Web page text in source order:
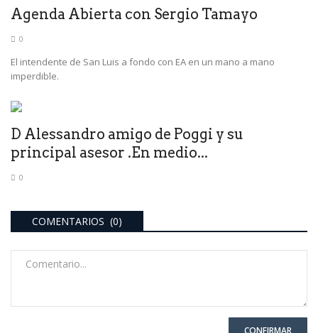
Agenda Abierta con Sergio Tamayo
0
El intendente de San Luis a fondo con EA en un mano a mano
imperdible.
D Alessandro amigo de Poggi y su
principal asesor .En medio...
0
COMENTARIOS (0)